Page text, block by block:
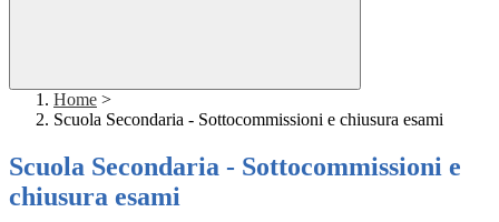
Home >
Scuola Secondaria - Sottocommissioni e chiusura esami
Scuola Secondaria - Sottocommissioni e
chiusura esami